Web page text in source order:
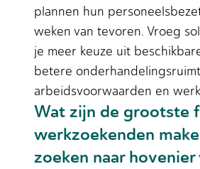
plannen hun
weken van tevoren. Vroeg
je meer keuze uit
betere
arbeidsvoorwaarden en
Wat zijn de grootste
werkzoekenden
zoeken naar